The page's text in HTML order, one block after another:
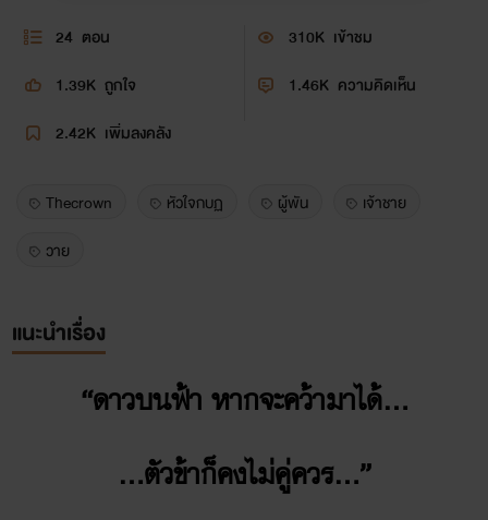
24 ตอน 310K เข้าชม
1.39K ถูกใจ 1.46K ความคิดเห็น
2.42K เพิ่มลงคลัง
Thecrown หัวใจกบฏ ผู้พัน
เจ้าชาย
วาย
แนะนำเรื่อง
“ดาวบนฟ้า หากจะคว้ามาได้…
…ตัวข้าก็คงไม่คู่ควร…”